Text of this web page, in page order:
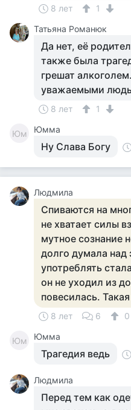
8 лет
1
Татьяна Романюк
Да нет, её
также была
грешат
уважаемыми
8 лет 1
Юм Юмма
Ну Слава Богу
Людмила
Спиваются на
не хватает силы
мутное сознание
долго думала над
употреблять
он не уходил из
повесилась.
8 лет 6 0
Юм Юмма
Трагедия ведь
Людмила
Перед тем как